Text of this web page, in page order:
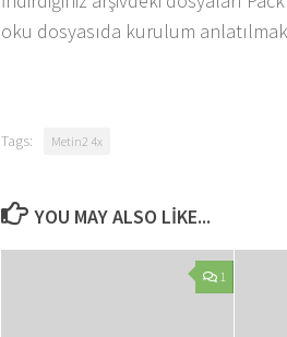
oku dosyasıda kurulum
Tags: Metin2 4x
YOU MAY ALSO LIKE...
1